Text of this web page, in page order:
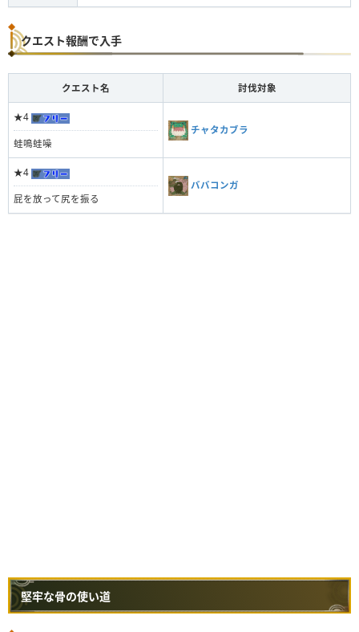
クエスト報酬で入手
クエスト名 討伐対象
★4
蛙鳴蛙噪
チャタカブラ
★4
屁を放って尻を振る
ババコンガ
堅牢な骨の使い道